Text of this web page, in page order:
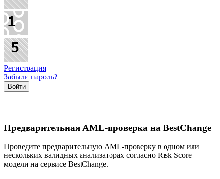
Регистрация
Забыли пароль?
Предварительная AML-проверка на BestChange
Проведите предварительную AML-проверку в одном или
нескольких валидных анализаторах согласно Risk Score
модели на сервисе BestChange.